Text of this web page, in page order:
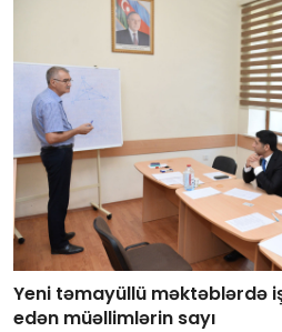
Yeni təmayüllü məktəblərdə
edən müəllimlərin sayı